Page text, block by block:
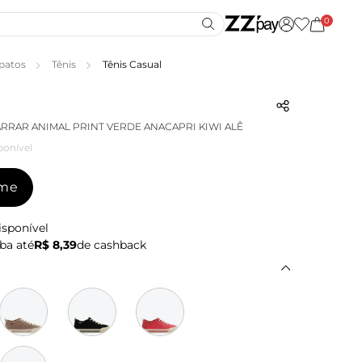
0
Tênis Tênis Casual
ANIMAL PRINT VERDE ANACAPRI KIWI ALÊ
atéR$ 8,39de cashback